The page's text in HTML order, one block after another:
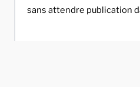
sans attendre publication